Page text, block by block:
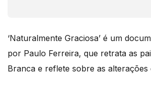
‘Naturalmente Graciosa’ é um
por Paulo Ferreira, que retrata as
Branca e reflete sobre as alterações